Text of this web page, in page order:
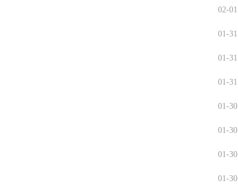
02-01
01-31
01-31
01-31
01-30
01-30
01-30
01-30